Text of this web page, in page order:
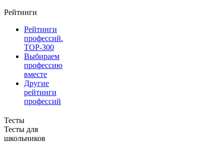
Рейтинги
Рейтинги
профессий.
TOP-300
Выбираем
профессию
вместе
Другие
рейтинги
профессий
Тесты
Тесты для
школьников